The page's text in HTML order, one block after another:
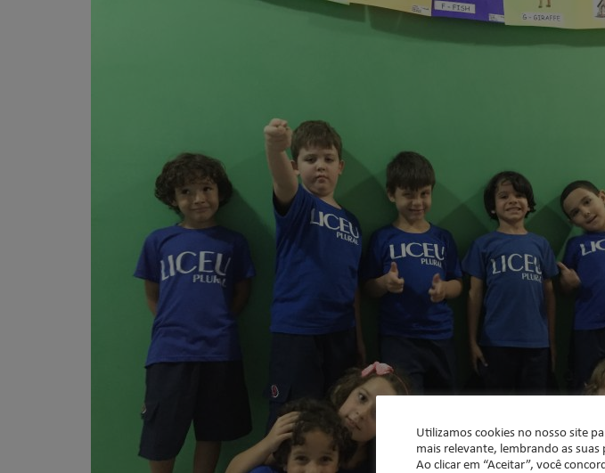
Utilizamos cookies no nosso site
mais relevante, lembrando as
Ao clicar em “Aceitar”, você